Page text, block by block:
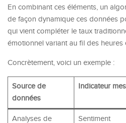
En combinant ces éléments, un
de façon dynamique ces données
qui vient compléter le taux
émotionnel variant au fil des heures
Concrètement, voici un exemple :
Source de
données
Indicateur
Analyses de
Sentiment